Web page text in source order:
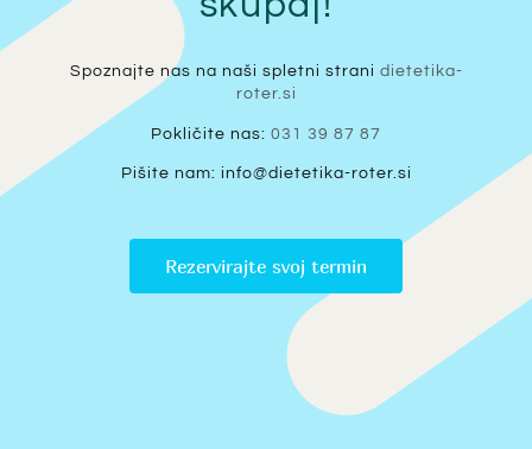
Spoznajte nas na naši spletni strani dietetika-
roter.si
Pokličite nas: 031 39 87 87
Pišite nam: info@dietetika-roter.si
Rezervirajte svoj termin